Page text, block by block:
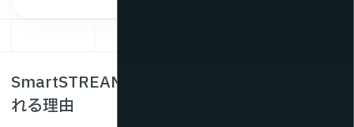
SmartSTREAMのライブ配信システムが選ば
れる理由